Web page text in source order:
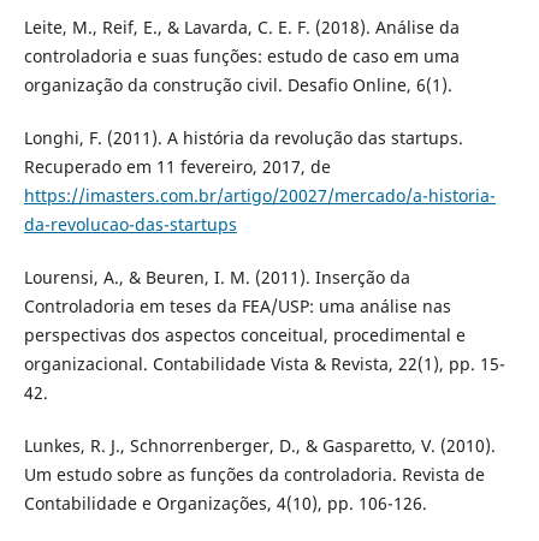
Leite, M., Reif, E., & Lavarda, C. E. F. (2018). Análise da
controladoria e suas funções: estudo de caso em uma
organização da construção civil. Desafio Online, 6(1).
Longhi, F. (2011). A história da revolução das startups.
Recuperado em 11 fevereiro, 2017, de
https://imasters.com.br/artigo/20027/mercado/a-historia-
da-revolucao-das-startups
Lourensi, A., & Beuren, I. M. (2011). Inserção da
Controladoria em teses da FEA/USP: uma análise nas
perspectivas dos aspectos conceitual, procedimental e
organizacional. Contabilidade Vista & Revista, 22(1), pp. 15-
42.
Lunkes, R. J., Schnorrenberger, D., & Gasparetto, V. (2010).
Um estudo sobre as funções da controladoria. Revista de
Contabilidade e Organizações, 4(10), pp. 106-126.